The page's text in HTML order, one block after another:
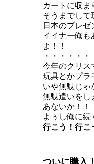
カートに収
そうまでして
日本のプレ
イイナー俺も
よ！！
・・・・・
今年のクリス
玩具とかプラ
いや無駄じゃ
無駄遣いをし
あないか！！
よぅし俺に続
行こう！行こ
ついに購入